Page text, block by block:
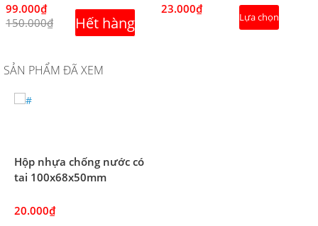
99.000₫
150.000₫
Hết hàng
23.000₫
Lựa chọn
SẢN PHẨM ĐÃ XEM
Hộp nhựa chống nước có
tai 100x68x50mm
20.000₫